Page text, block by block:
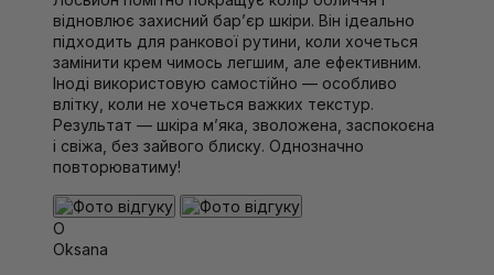
відновлює захисний бар’єр шкіри. Він ідеально
підходить для ранкової рутини, коли хочеться
замінити крем чимось легшим, але ефективним.
Іноді використовую самостійно — особливо
влітку, коли не хочеться важких текстур.
Результат — шкіра м’яка, зволожена, заспокоєна
і свіжа, без зайвого блиску. Однозначно
повторюватиму!
O
Oksana